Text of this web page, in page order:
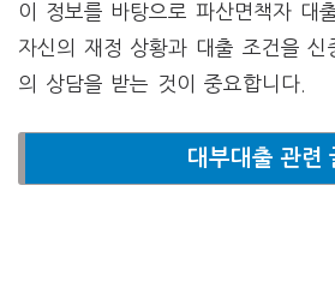
이 정보를 바탕으로 파산면책자 대
자신의 재정 상황과 대출 조건을 신
의 상담을 받는 것이 중요합니다.
대부대출 관련